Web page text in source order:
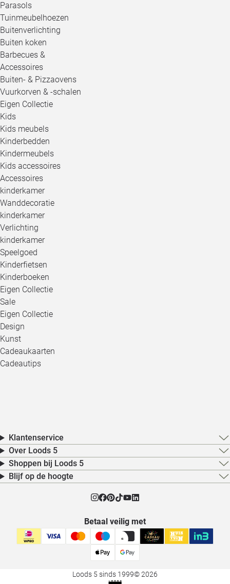
Parasols
Tuinmeubelhoezen
Buitenverlichting
Buiten koken
Barbecues &
Accessoires
Buiten- & Pizzaovens
Vuurkorven & -schalen
Eigen Collectie
Kids
Kids meubels
Kinderbedden
Kindermeubels
Kids accessoires
Accessoires
kinderkamer
Wanddecoratie
kinderkamer
Verlichting
kinderkamer
Speelgoed
Kinderfietsen
Kinderboeken
Eigen Collectie
Sale
Eigen Collectie
Design
Kunst
Cadeaukaarten
Cadeautips
Klantenservice
Over Loods 5
Shoppen bij Loods 5
Blijf op de hoogte
Betaal veilig met
Loods 5 sinds 1999© 2026